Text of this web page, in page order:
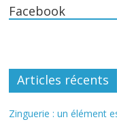
Facebook
Articles récents
Zinguerie : un élément